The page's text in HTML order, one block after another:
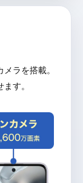
ラを搭載。
す。